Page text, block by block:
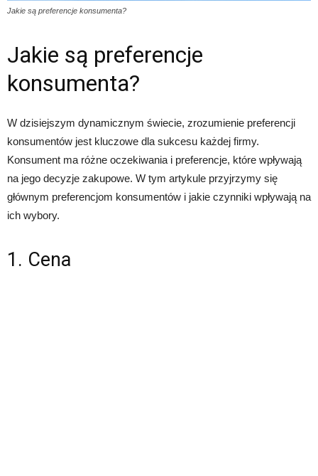
Jakie są preferencje konsumenta?
Jakie są preferencje
konsumenta?
W dzisiejszym dynamicznym świecie, zrozumienie preferencji
konsumentów jest kluczowe dla sukcesu każdej firmy.
Konsument ma różne oczekiwania i preferencje, które wpływają
na jego decyzje zakupowe. W tym artykule przyjrzymy się
głównym preferencjom konsumentów i jakie czynniki wpływają na
ich wybory.
1. Cena